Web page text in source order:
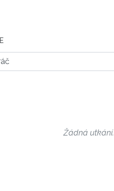
Žádná utkání.